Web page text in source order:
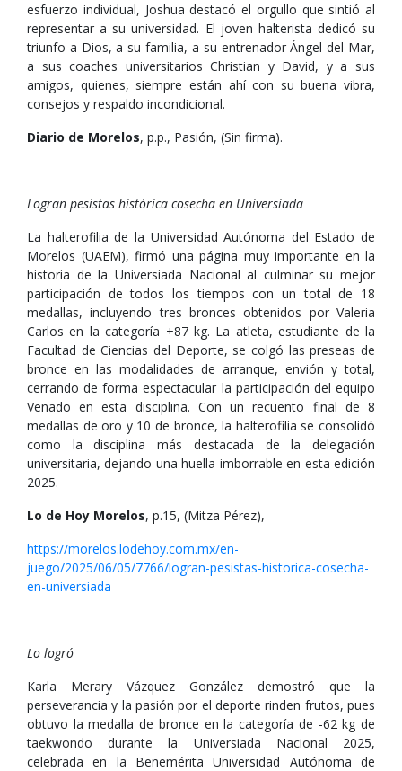
esfuerzo individual, Joshua destacó el orgullo que sintió al
representar a su universidad. El joven halterista dedicó su
triunfo a Dios, a su familia, a su entrenador Ángel del Mar,
a sus coaches universitarios Christian y David, y a sus
amigos, quienes, siempre están ahí con su buena vibra,
consejos y respaldo incondicional.
Diario de Morelos, p.p., Pasión, (Sin firma).
Logran pesistas histórica cosecha en Universiada
La halterofilia de la Universidad Autónoma del Estado de
Morelos (UAEM), firmó una página muy importante en la
historia de la Universiada Nacional al culminar su mejor
participación de todos los tiempos con un total de 18
medallas, incluyendo tres bronces obtenidos por Valeria
Carlos en la categoría +87 kg. La atleta, estudiante de la
Facultad de Ciencias del Deporte, se colgó las preseas de
bronce en las modalidades de arranque, envión y total,
cerrando de forma espectacular la participación del equipo
Venado en esta disciplina. Con un recuento final de 8
medallas de oro y 10 de bronce, la halterofilia se consolidó
como la disciplina más destacada de la delegación
universitaria, dejando una huella imborrable en esta edición
2025.
Lo de Hoy Morelos, p.15, (Mitza Pérez),
https://morelos.lodehoy.com.mx/en-
juego/2025/06/05/7766/logran-pesistas-historica-cosecha-
en-universiada
Lo logró
Karla Merary Vázquez González demostró que la
perseverancia y la pasión por el deporte rinden frutos, pues
obtuvo la medalla de bronce en la categoría de -62 kg de
taekwondo durante la Universiada Nacional 2025,
celebrada en la Benemérita Universidad Autónoma de